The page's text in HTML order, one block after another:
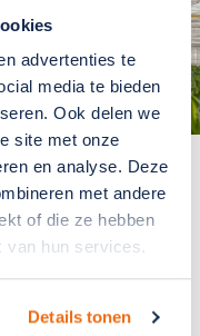
advertenties te
media te bieden
Ook delen we
site met onze
en analyse. Deze
met andere
of die ze hebben
van hun services.
Details tonen